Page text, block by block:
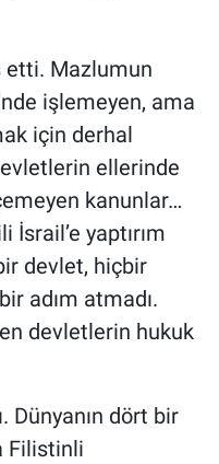
etti. Mazlumun
işlemeyen, ama
için derhal
ellerinde
kanunlar…
İsrail’e yaptırım
devlet, hiçbir
adım atmadı.
devletlerin hukuk
Dünyanın dört bir
Filistinli